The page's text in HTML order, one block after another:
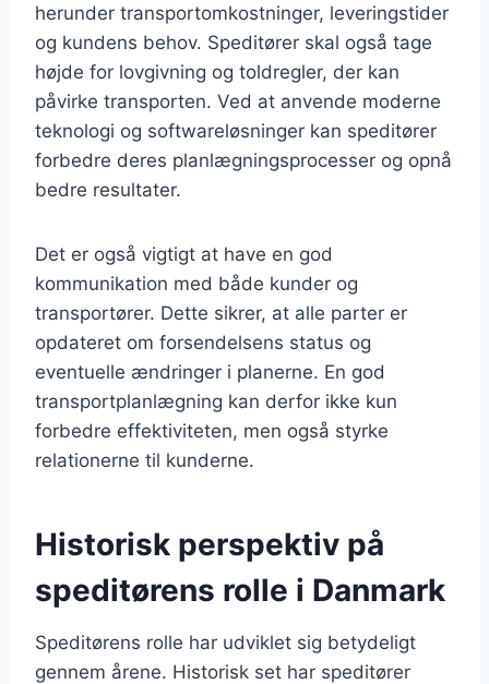
herunder transportomkostninger, leveringstider
og kundens behov. Speditører skal også tage
højde for lovgivning og toldregler, der kan
påvirke transporten. Ved at anvende moderne
teknologi og softwareløsninger kan speditører
forbedre deres planlægningsprocesser og opnå
bedre resultater.
Det er også vigtigt at have en god
kommunikation med både kunder og
transportører. Dette sikrer, at alle parter er
opdateret om forsendelsens status og
eventuelle ændringer i planerne. En god
transportplanlægning kan derfor ikke kun
forbedre effektiviteten, men også styrke
relationerne til kunderne.
Historisk perspektiv på
speditørens rolle i Danmark
Speditørens rolle har udviklet sig betydeligt
gennem årene. Historisk set har speditører